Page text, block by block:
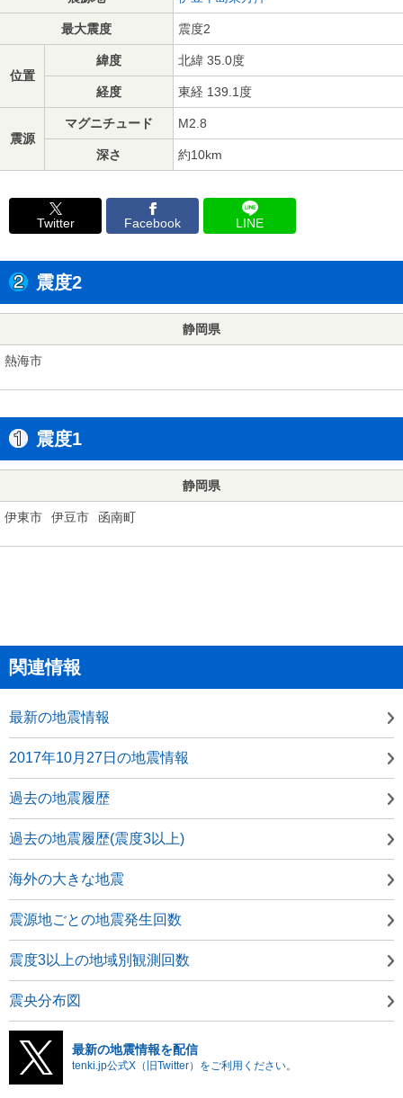
最大震度 震度2
位置
緯度 北緯 35.0度
経度 東経 139.1度
震源
マグニチュード M2.8
深さ 約10km
Twitter Facebook LINE
震度2
静岡県
熱海市
震度1
静岡県
伊東市 伊豆市 函南町
関連情報
最新の地震情報
2017年10月27日の地震情報
過去の地震履歴
過去の地震履歴(震度3以上)
海外の大きな地震
震源地ごとの地震発生回数
震度3以上の地域別観測回数
震央分布図
最新の地震情報を配信
tenki.jp公式X（旧Twitter）をご利用ください。